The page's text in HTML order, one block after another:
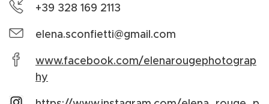
+39 328 169 2113
elena.sconfietti@gmail.com
www.facebook.com/elenarougephotograp
hy